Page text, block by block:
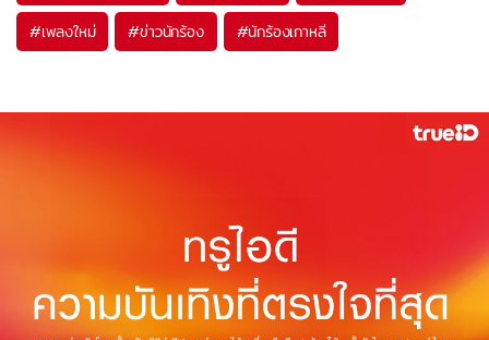
#เพลงใหม่ #ข่าวนักร้อง #นักร้องเกาหลี